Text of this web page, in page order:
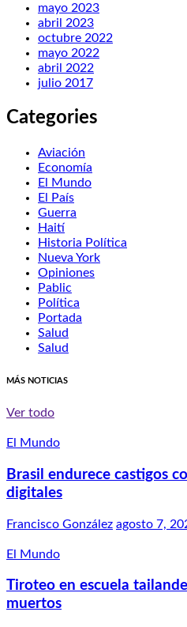
mayo 2023
abril 2023
octubre 2022
mayo 2022
abril 2022
julio 2017
Categories
Aviación
Economía
El Mundo
El País
Guerra
Haití
Historia Política
Nueva York
Opiniones
Pablic
Política
Portada
Salud
Salud
MÁS NOTICIAS
Ver todo
El Mundo
Brasil endurece castigos
digitales
Francisco González agosto 7,
El Mundo
Tiroteo en escuela
muertos